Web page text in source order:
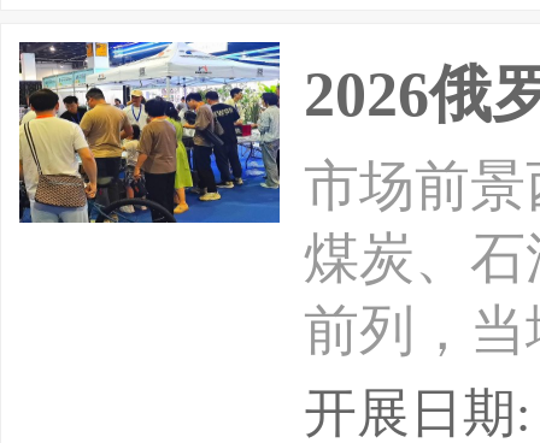
2026俄
市场前
煤炭、
前列，
高效开
开展日期